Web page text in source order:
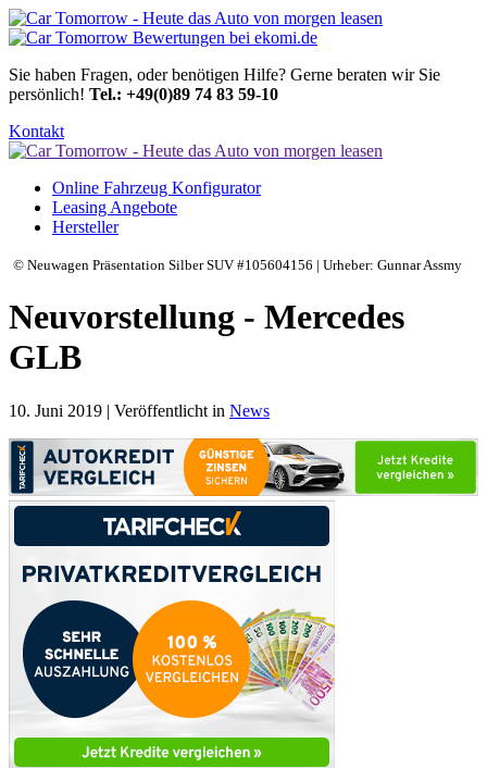
Sie haben Fragen, oder benötigen Hilfe? Gerne beraten wir Sie
persönlich! Tel.: +49(0)89 74 83 59-10
Kontakt
Online Fahrzeug Konfigurator
Leasing Angebote
Hersteller
© Neuwagen Präsentation Silber SUV #105604156 | Urheber: Gunnar Assmy
Neuvorstellung - Mercedes
GLB
10. Juni 2019 | Veröffentlicht in News